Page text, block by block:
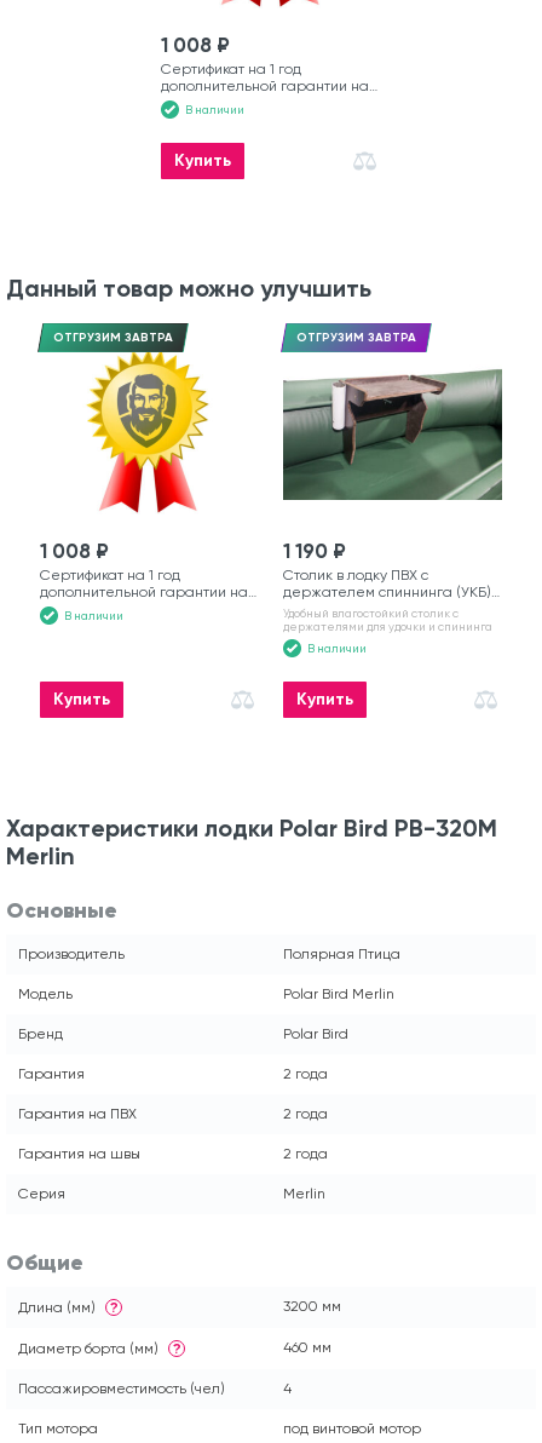
1 008 ₽
Сертификат на 1 год
дополнительной гарантии на
моторную лодку
В наличии
Купить
Данный товар можно улучшить
ОТГРУЗИМ ЗАВТРА
1 008 ₽
Сертификат на 1 год
дополнительной гарантии на
моторную лодку
В наличии
Купить
ОТГРУЗИМ ЗАВТРА
1 190 ₽
Столик в лодку ПВХ с
держателем спиннинга (УКБ)
№6
Удобный влагостойкий столик с
держателями для удочки и спининга
В наличии
Купить
Характеристики лодки Polar Bird PB-320M
Merlin
Основные
Производитель Полярная Птица
Модель Polar Bird Merlin
Бренд Polar Bird
Гарантия 2 года
Гарантия на ПВХ 2 года
Гарантия на швы 2 года
Серия Merlin
Общие
Длина (мм) ? 3200 мм
Диаметр борта (мм) ? 460 мм
Пассажировместимость (чел) 4
Тип мотора под винтовой мотор